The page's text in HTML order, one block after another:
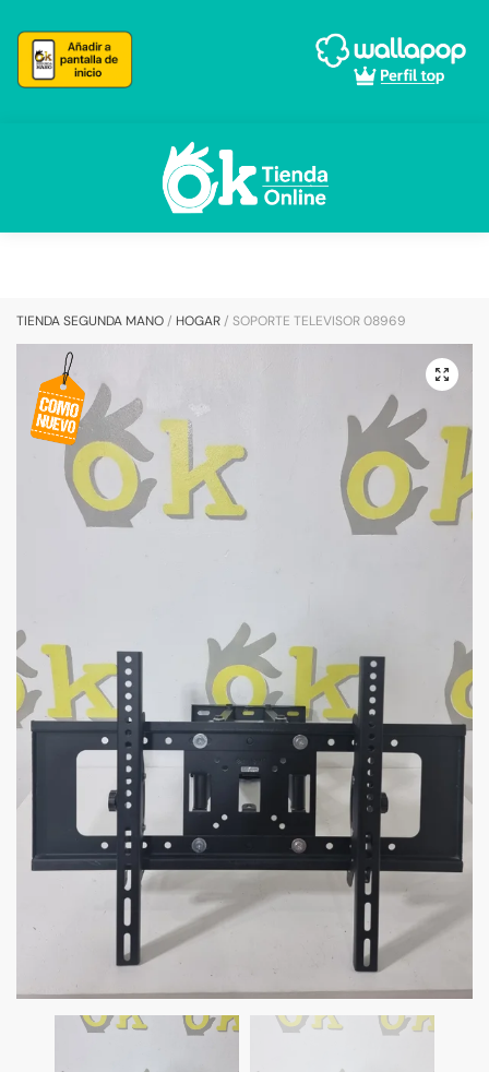
navigation
content
TIENDA SEGUNDA MANO/ HOGAR/ SOPORTE TELEVISOR 08969